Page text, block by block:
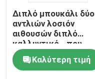
Τοποθετημένος σε
Πλαστική κεφαλή
Διπλό μπουκάλι δύο
αντλιών λοσιόν
αιθουσών διπλό
καλλυντικό - που
πλαισιώνεται με τη
σαφή ΚΑΠΚαλύτερη τιμή